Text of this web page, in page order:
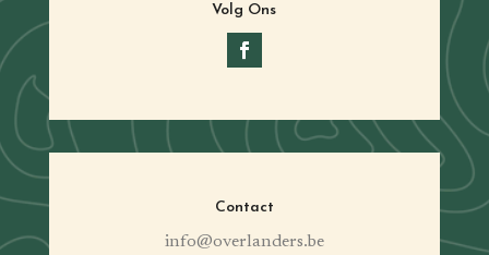
Volg Ons
Contact
info@overlanders.be